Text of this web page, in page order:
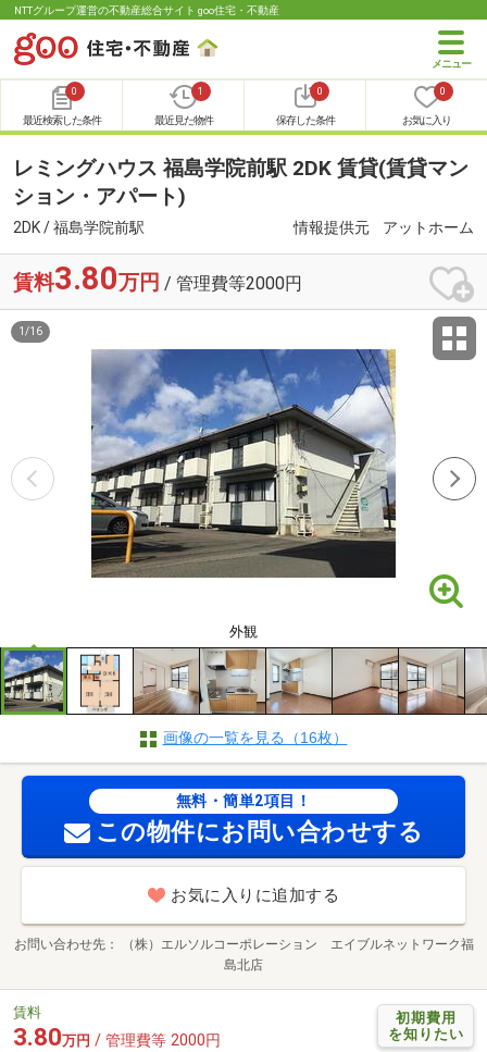
NTTグループ運営の不動産総合サイト goo住宅・不動産
0
最近検索した条件
1
最近見た物件
0
保存した条件
0
お気に入り
レミングハウス 福島学院前駅 2DK 賃貸(賃貸マン
ション・アパート)
2DK / 福島学院前駅 情報提供元 アットホーム
賃料3.80万円 / 管理費等2000円
外観
1 /16
画像の一覧を見る（16枚）
無料・簡単2項目！
この物件にお問い合わせする
お気に入りに追加する
お問い合わせ先
（株）エルソルコーポレーション エイブルネットワーク福
島北店
初期費用
を知りたい
賃料
3.80万円 / 管理費等 2000円